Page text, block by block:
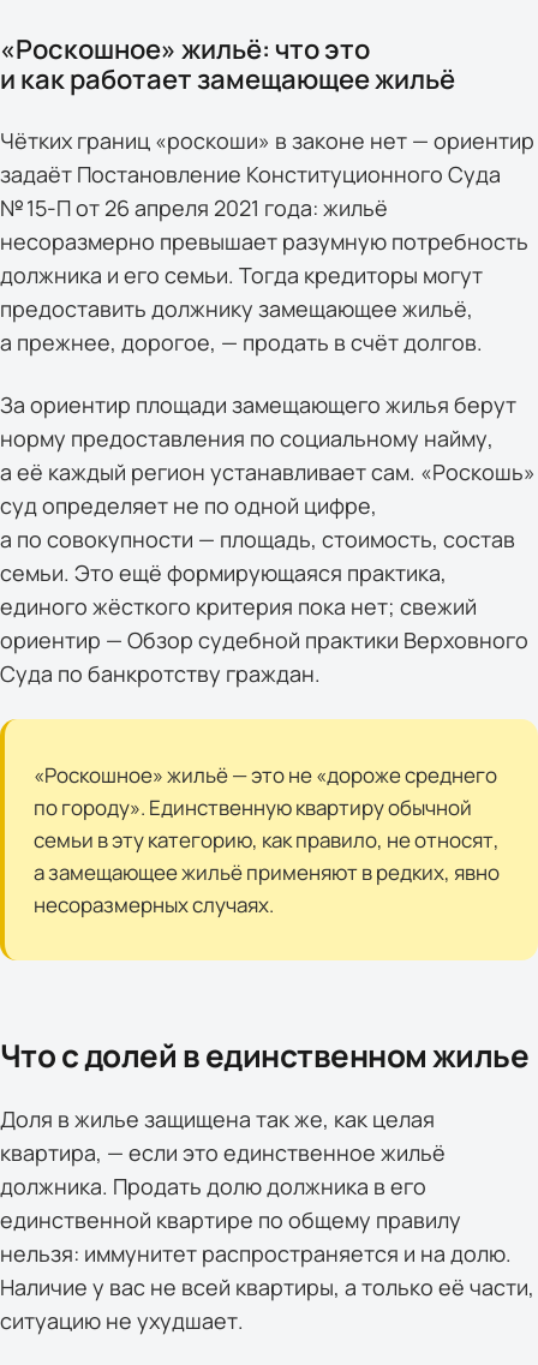
«Роскошное» жильё: что это
и как работает замещающее жильё
Чётких границ «роскоши» в законе нет — ориентир
задаёт Постановление Конституционного Суда
№ 15-П от 26 апреля 2021 года: жильё
несоразмерно превышает разумную потребность
должника и его семьи. Тогда кредиторы могут
предоставить должнику замещающее жильё,
а прежнее, дорогое, — продать в счёт долгов.
За ориентир площади замещающего жилья берут
норму предоставления по социальному найму,
а её каждый регион устанавливает сам. «Роскошь»
суд определяет не по одной цифре,
а по совокупности — площадь, стоимость, состав
семьи. Это ещё формирующаяся практика,
единого жёсткого критерия пока нет; свежий
ориентир — Обзор судебной практики Верховного
Суда по банкротству граждан.
«Роскошное» жильё — это не «дороже среднего
по городу». Единственную квартиру обычной
семьи в эту категорию, как правило, не относят,
а замещающее жильё применяют в редких, явно
несоразмерных случаях.
Что с долей в единственном жилье
Доля в жилье защищена так же, как целая
квартира, — если это единственное жильё
должника. Продать долю должника в его
единственной квартире по общему правилу
нельзя: иммунитет распространяется и на долю.
Наличие у вас не всей квартиры, а только её части,
ситуацию не ухудшает.